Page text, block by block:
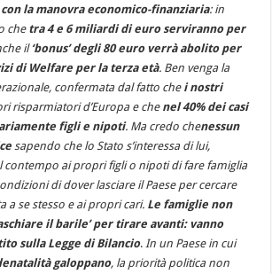
la manovra economico-finanziaria: in
chetra 4 e 6 miliardi di euro serviranno per
il‘bonus’ degli 80 euro verrà abolito per
di Welfare per la terza età. Ben venga la
confermata dal fatto che i nostri
risparmiatori d’Europa e che nel 40% dei casi
figli e nipoti. Ma credo chenessun
sapendo che lo Stato s’interessa di lui,
ai propri figli o nipoti di fare famiglia
di dover lasciare il Paese per cercare
a se stesso e ai propri cari. Le famiglie non
il barile’ per tirare avanti: vanno
sulla Legge di Bilancio. In un Paese in cui
galoppano, la priorità politica non